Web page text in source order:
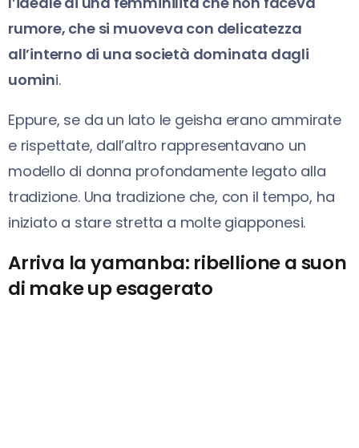
rumore, che si muoveva con delicatezza
all’interno di una società dominata dagli
uomini.
Eppure, se da un lato le geisha erano ammirate
e rispettate, dall’altro rappresentavano un
modello di donna profondamente legato alla
tradizione. Una tradizione che, con il tempo, ha
iniziato a stare stretta a molte giapponesi.
Arriva la yamanba: ribellione a suon
di make up esagerato